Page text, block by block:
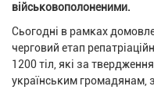
військовополоненими.
Сьогодні в рамках
черговий етап
1200 тіл, які за
українським громадянам,